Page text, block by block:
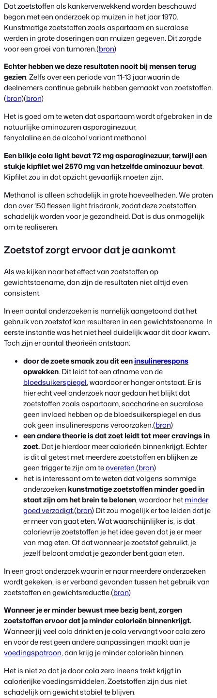
Dat zoetstoffen als kankerverwekkend worden beschouwd
begon met een onderzoek op muizen in het jaar 1970.
Kunstmatige zoetstoffen zoals aspartaam ​​en sucralose
werden in grote doseringen aan muizen gegeven. Dit zorgde
voor een groei van tumoren.(bron)
Echter hebben we deze resultaten nooit bij mensen terug
gezien. Zelfs over een periode van 11-13 jaar waarin de
deelnemers continue gebruik hebben gemaakt van zoetstoffen.
(bron)(bron)
Het is goed om te weten dat aspartaam wordt afgebroken in de
natuurlijke aminozuren asparaginezuur,
fenyalaline en de alcohol variant methanol.
Een blikje cola light bevat 72 mg asparaginezuur, terwijl een
stukje kipfilet wel 2570 mg van hetzelfde aminozuur bevat.
Kipfilet zou in dat opzicht gevaarlijk moeten zijn.
Methanol is alleen schadelijk in grote hoeveelheden. We praten
dan over 150 flessen light frisdrank, zodat deze zoetstoffen
schadelijk worden voor je gezondheid. Dat is dus onmogelijk
om te realiseren.
Zoetstof zorgt ervoor dat je aankomt
Als we kijken naar het effect van zoetstoffen op
gewichtstoename, dan zijn de resultaten niet altijd even
consistent.
In een aantal onderzoeken is namelijk aangetoond dat het
gebruik van zoetstof kan resulteren in een gewichtstoename. In
eerste instantie was het niet heel duidelijk waar dit door kwam.
Toch zijn er aantal theorieën ontstaan:
door de zoete smaak zou dit eeninsulinerespons
opwekken. Dit leidt tot een afname van de
bloedsuikerspiegel, waardoor er honger ontstaat. Er is
hier echt veel onderzoek naar gedaan het blijkt dat
zoetstoffen zoals aspartaam, saccharine en sucralose
geen invloed hebben op de bloedsuikerspiegel en dus
ook geen insulinerespons veroorzaken.(bron)
een andere theorie is dat zoet leidt tot meer cravings in
zoet.Dat je hierdoor meer calorieën binnenkrijgt. Echter
is dit al getest met meerdere zoetstoffen en blijken ze
geen trigger te zijn om teovereten.(bron)
het is interessant om te weten dat volgens sommige
onderzoeken kunstmatige zoetstoffen minder goed in
staat zijn om het brein te belonen, waardoor hetminder
goed verzadigt.(bron) Dit zou mogelijk er toe leiden dat je
er meer van gaat eten. Wat waarschijnlijker is, is dat
calorievrije zoetstoffen je het idee geven dat je er meer
van mag eten. Of dat wanneer je zoetstof gebruikt, je
jezelf beloont omdat je gezonder bent gaan eten.
In een groot onderzoek waarin er naar meerdere onderzoeken
wordt gekeken, is er verband gevonden tussen het gebruik van
zoetstoffen en gewichtsreductie.(bron)
Wanneer je er minder bewust mee bezig bent, zorgen
zoetstoffen ervoor dat je minder calorieën binnenkrijgt.
Wanneer jij veel cola drinkt en je cola vervangt voor cola zero
en voor de rest geen andere aanpassingen maakt aan je
voedingspatroon, dan krijg je minder calorieën binnen.
Het is niet zo dat je door cola zero ineens trekt krijgt in
calorierijke voedingsmiddelen. Zoetstoffen zijn dus niet
schadelijk om gewicht stabiel te blijven.